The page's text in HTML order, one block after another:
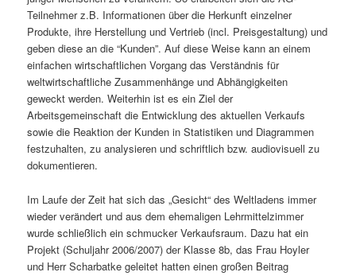
Teilnehmer z.B. Informationen über die Herkunft einzelner
Produkte, ihre Herstellung und Vertrieb (incl. Preisgestaltung) und
geben diese an die “Kunden”. Auf diese Weise kann an einem
einfachen wirtschaftlichen Vorgang das Verständnis für
weltwirtschaftliche Zusammenhänge und Abhängigkeiten
geweckt werden. Weiterhin ist es ein Ziel der
Arbeitsgemeinschaft die Entwicklung des aktuellen Verkaufs
sowie die Reaktion der Kunden in Statistiken und Diagrammen
festzuhalten, zu analysieren und schriftlich bzw. audiovisuell zu
dokumentieren.
Im Laufe der Zeit hat sich das „Gesicht“ des Weltladens immer
wieder verändert und aus dem ehemaligen Lehrmittelzimmer
wurde schließlich ein schmucker Verkaufsraum. Dazu hat ein
Projekt (Schuljahr 2006/2007) der Klasse 8b, das Frau Hoyler
und Herr Scharbatke geleitet hatten einen großen Beitrag